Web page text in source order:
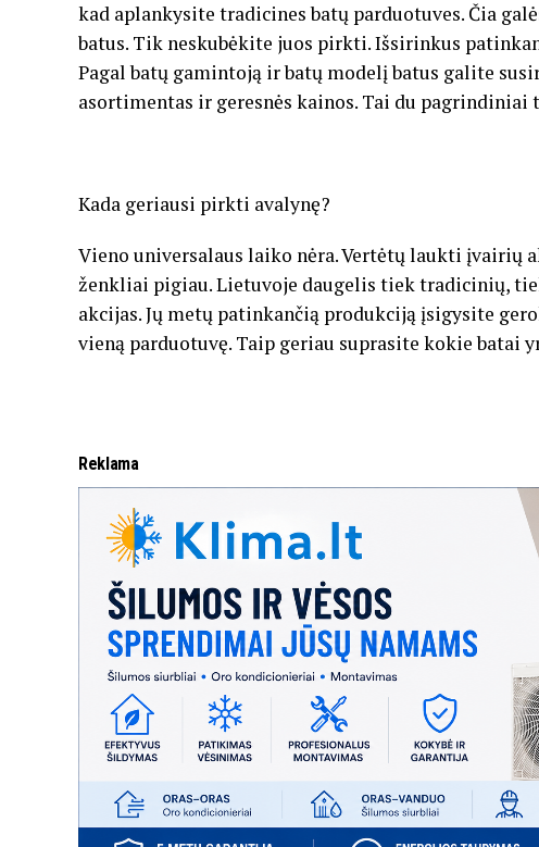
kad aplankysite tradicines batų parduotuves. Čia
batus. Tik neskubėkite juos pirkti. Išsirinkus
Pagal batų gamintoją ir batų modelį batus galite
asortimentas ir geresnės kainos. Tai du
Kada geriausi pirkti avalynę?
Vieno universalaus laiko nėra. Vertėtų laukti įvairių
ženkliai pigiau. Lietuvoje daugelis tiek tradicinių,
akcijas. Jų metų patinkančią produkciją įsigysite
vieną parduotuvę. Taip geriau suprasite kokie batai
Reklama